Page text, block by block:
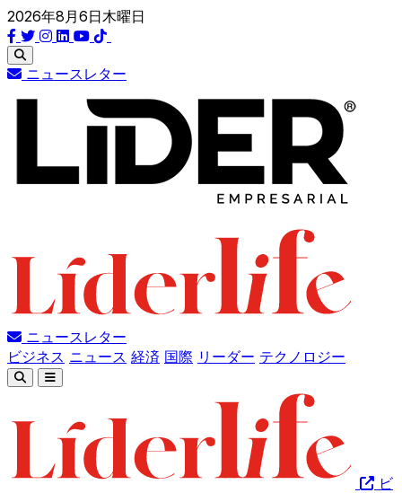
2026年8月6日木曜日
ニュースレター
ニュースレター
ビジネス ニュース 経済 国際 リーダー テクノロジー
ビ